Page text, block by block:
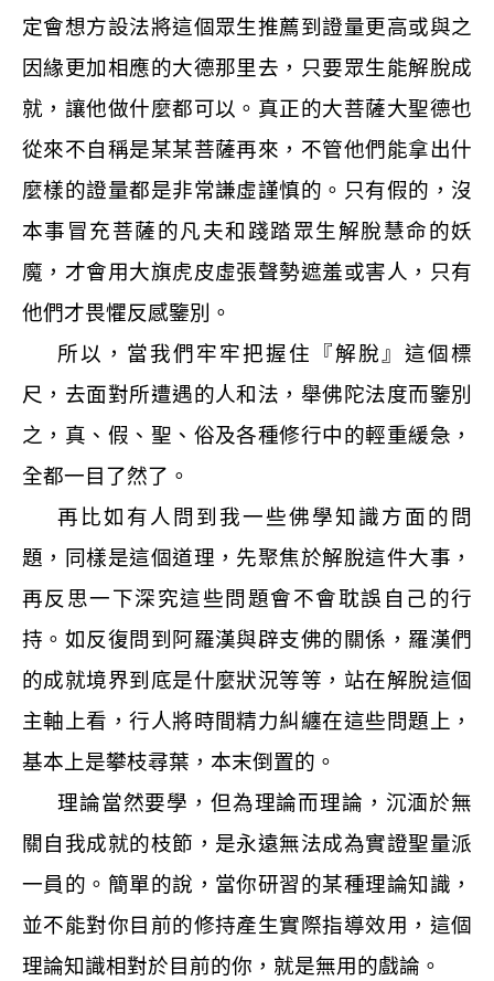
定會想方設法將這個眾生推薦到證量更高或與之
因緣更加相應的大德那里去，只要眾生能解脫成
就，讓他做什麼都可以。真正的大菩薩大聖德也
從來不自稱是某某菩薩再來，不管他們能拿出什
麼樣的證量都是非常謙虛謹慎的。只有假的，沒
本事冒充菩薩的凡夫和踐踏眾生解脫慧命的妖
魔，才會用大旗虎皮虛張聲勢遮羞或害人，只有
他們才畏懼反感鑒別。
所以，當我們牢牢把握住『解脫』這個標
尺，去面對所遭遇的人和法，舉佛陀法度而鑒別
之，真、假、聖、俗及各種修行中的輕重緩急，
全都一目了然了。
再比如有人問到我一些佛學知識方面的問
題，同樣是這個道理，先聚焦於解脫這件大事，
再反思一下深究這些問題會不會耽誤自己的行
持。如反復問到阿羅漢與辟支佛的關係，羅漢們
的成就境界到底是什麼狀況等等，站在解脫這個
主軸上看，行人將時間精力糾纏在這些問題上，
基本上是攀枝尋葉，本末倒置的。
理論當然要學，但為理論而理論，沉湎於無
關自我成就的枝節，是永遠無法成為實證聖量派
一員的。簡單的說，當你研習的某種理論知識，
並不能對你目前的修持產生實際指導效用，這個
理論知識相對於目前的你，就是無用的戲論。